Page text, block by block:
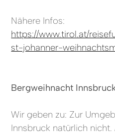
Nähere Infos:
https://www.tirol.at/
st-johanner-
Bergweihnacht
Wir geben zu: Zur
Innsbruck natürlich